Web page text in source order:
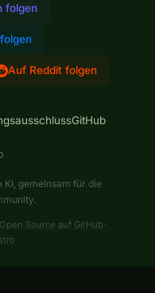
folgen
Auf Reddit folgen
GitHub
gemeinsam für die
Open Source auf GitHub·